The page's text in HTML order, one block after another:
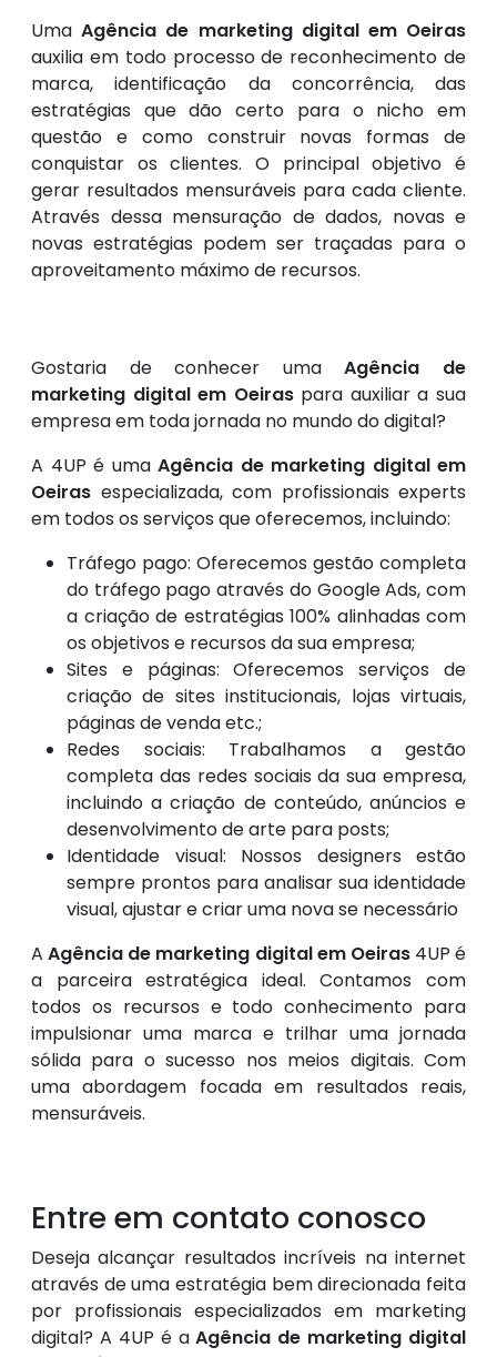
UmaAgência de marketing digital em Oeiras
auxilia em todo processo de reconhecimento de
marca, identificação da concorrência, das
estratégias que dão certo para o nicho em
questão e como construir novas formas de
conquistar os clientes. O principal objetivo é
gerar resultados mensuráveis para cada cliente.
Através dessa mensuração de dados, novas e
novas estratégias podem ser traçadas para o
aproveitamento máximo de recursos.
Gostaria de conhecer umaAgência de
marketing digital em Oeiraspara auxiliar a sua
empresa em toda jornada no mundo do digital?
A 4UP é uma Agência de marketing digital em
Oeiras especializada, com profissionais experts
em todos os serviços que oferecemos, incluindo:
Tráfego pago: Oferecemos gestão completa
do tráfego pago através do Google Ads, com
a criação de estratégias 100% alinhadas com
os objetivos e recursos da sua empresa;
Sites e páginas: Oferecemos serviços de
criação de sites institucionais, lojas virtuais,
páginas de venda etc.;
Redes sociais: Trabalhamos a gestão
completa das redes sociais da sua empresa,
incluindo a criação de conteúdo, anúncios e
desenvolvimento de arte para posts;
Identidade visual: Nossos designers estão
sempre prontos para analisar sua identidade
visual, ajustar e criar uma nova se necessário
AAgência de marketing digital em Oeiras4UP é
a parceira estratégica ideal. Contamos com
todos os recursos e todo conhecimento para
impulsionar uma marca e trilhar uma jornada
sólida para o sucesso nos meios digitais. Com
uma abordagem focada em resultados reais,
mensuráveis.
Entre em contato conosco
Deseja alcançar resultados incríveis na internet
através de uma estratégia bem direcionada feita
por profissionais especializados em marketing
digital? A 4UP é aAgência de marketing digital